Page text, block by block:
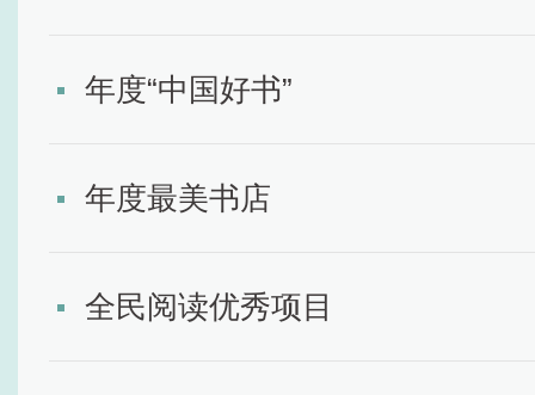
年度“中国好书”
年度最美书店
全民阅读优秀项目